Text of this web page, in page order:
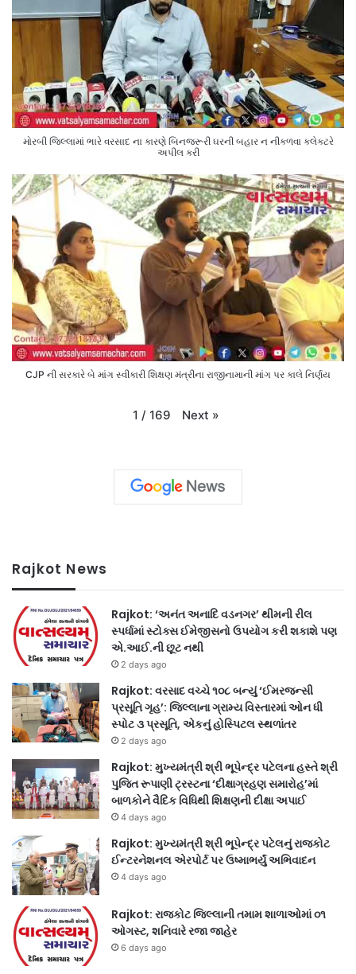
મોરબી જિલ્લામાં ભારે વરસાદ ના કારણે બિનજરૂરી ઘરની બહાર ન નીકળવા કલેક્ટરે
અપીલ કરી
CJP ની સરકારે બે માંગ સ્વીકારી શિક્ષણ મંત્રીના રાજીનામાની માંગ પર કાલે નિર્ણય
1 / 169 Next »
Rajkot News
Rajkot: ‘અનંત અનાદિ વડનગર’ થીમની રીલ
સ્પર્ધામાં સ્ટોક્સ ઈમેજીસનો ઉપયોગ કરી શકાશે પણ
એ.આઈ.ની છૂટ નથી
2 days ago
Rajkot: વરસાદ વચ્ચે ૧૦૮ બન્યું ‘ઈમરજન્સી
પ્રસૂતિ ગૃહ’: જિલ્લાના ગ્રામ્ય વિસ્તારમાં ઓન ધી
સ્પોટ ૩ પ્રસૂતિ, એકનું હોસ્પિટલ સ્થળાંતર
2 days ago
Rajkot: મુખ્યમંત્રી શ્રી ભૂપેન્દ્ર પટેલના હસ્તે શ્રી
પુજિત રૂપાણી ટ્રસ્ટના ‘દીક્ષાગ્રહણ સમારોહ’માં
બાળકોને વૈદિક વિધિથી શિક્ષણની દીક્ષા અપાઈ
4 days ago
Rajkot: મુખ્યમંત્રી શ્રી ભૂપેન્દ્ર પટેલનું રાજકોટ
ઈન્ટરનેશનલ એરપોર્ટ પર ઉષ્માભર્યું અભિવાદન
4 days ago
Rajkot: રાજકોટ જિલ્લાની તમામ શાળાઓમાં ૦૧
ઓગસ્ટ, શનિવારે રજા જાહેર
6 days ago